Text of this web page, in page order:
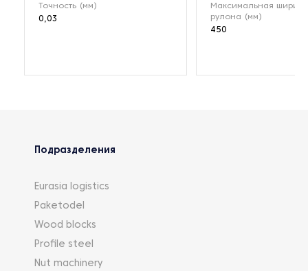
Точность (мм)
0,03
Максимальная
рулона (мм)
450
Подразделения
Eurasia logistics
Paketodel
Wood blocks
Profile steel
Nut machinery